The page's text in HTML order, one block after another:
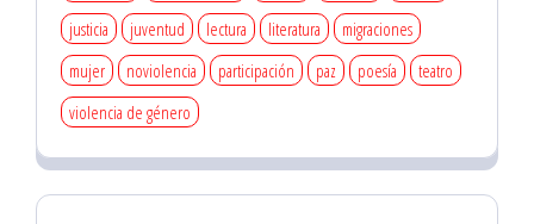
justicia
juventud lectura literatura
migraciones
mujer
noviolencia participación paz poesía
teatro
violencia de género